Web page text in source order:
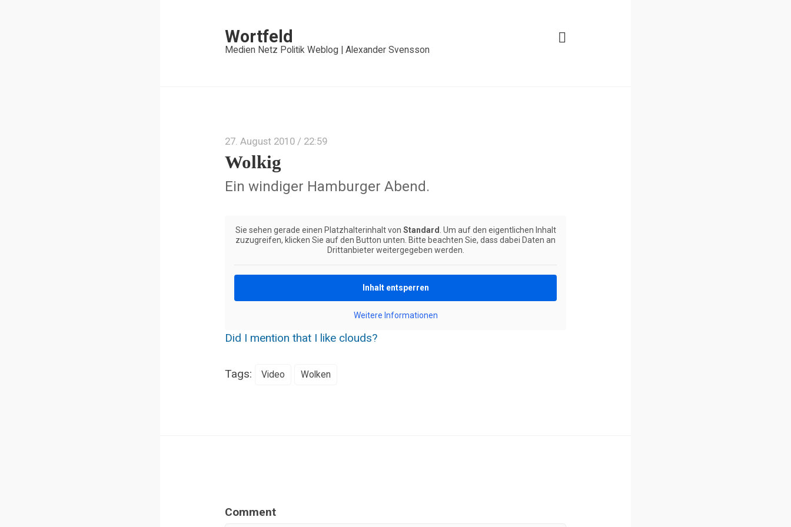
Wortfeld
Medien Netz Politik Weblog | Alexander Svensson
27. August 2010 / 22:59
Wolkig
Ein windiger Hamburger Abend.
Sie sehen gerade einen Platzhalterinhalt von Standard. Um auf den eigentlichen Inhalt
zuzugreifen, klicken Sie auf den Button unten. Bitte beachten Sie, dass dabei Daten an
Drittanbieter weitergegeben werden.
Inhalt entsperren
Weitere Informationen
Did I mention that I like clouds?
Tags: Video Wolken
Comment